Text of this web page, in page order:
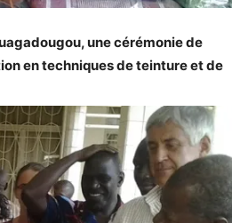
une cérémonie de
en techniques de teinture et de